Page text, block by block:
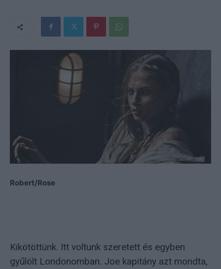
Robert/Rose
Kikötöttünk. Itt voltunk szeretett és egyben
gyűlölt Londonomban. Joe kapitány azt mondta,